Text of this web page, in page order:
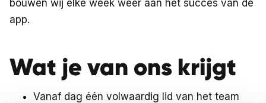
bouwen wij elke week weer aan het succes van de
app.
Wat je van ons krijgt
Vanaf dag één volwaardig lid van het team